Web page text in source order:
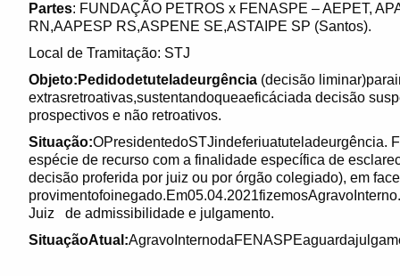
Partes: FUNDAÇÃO PETROS x FENASPE – AEPET,
RN,AAPESP RS,ASPENE SE,ASTAIPE SP (Santos).
Local de Tramitação: STJ
Objeto:Pedidodetuteladeurgência (decisão
extrasretroativas,sustentandoqueaeficáciada decisão
prospectivos e não retroativos.
Situação:OPresidentedoSTJindeferiuatuteladeurgência.
espécie de recurso com a finalidade específica de
decisão proferida por juiz ou por órgão colegiado), em
Juiz de admissibilidade e julgamento.
SituaçãoAtual: